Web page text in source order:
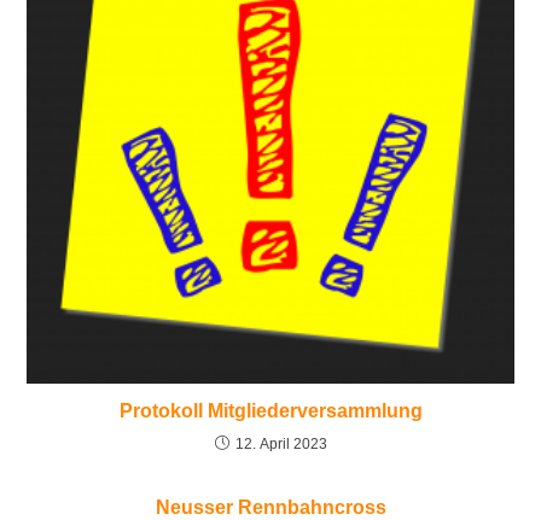
Protokoll Mitgliederversammlung
12. April 2023
Neusser Rennbahncross